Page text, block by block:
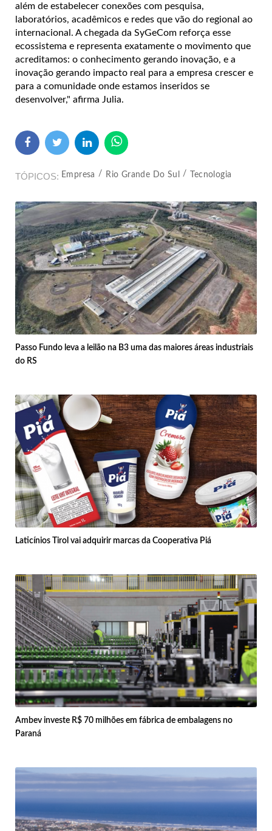
além de estabelecer conexões com pesquisa,
laboratórios, acadêmicos e redes que vão do regional ao
internacional. A chegada da SyGeCom reforça esse
ecossistema e representa exatamente o movimento que
acreditamos: o conhecimento gerando inovação, e a
inovação gerando impacto real para a empresa crescer e
para a comunidade onde estamos inseridos se
desenvolver," afirma Julia.
TÓPICOS Empresa Rio Grande Do Sul Tecnologia
Passo Fundo leva a leilão na B3 uma das maiores áreas industriais
do RS
Laticínios Tirol vai adquirir marcas da Cooperativa Piá
Ambev investe R$ 70 milhões em fábrica de embalagens no
Paraná